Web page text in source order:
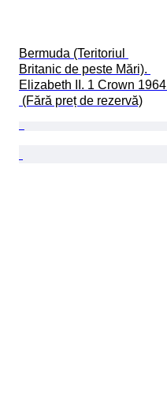
Bermuda (Teritoriul
Britanic de peste Mări).
Elizabeth II. 1 Crown 1964
(Fără preț de rezervă)